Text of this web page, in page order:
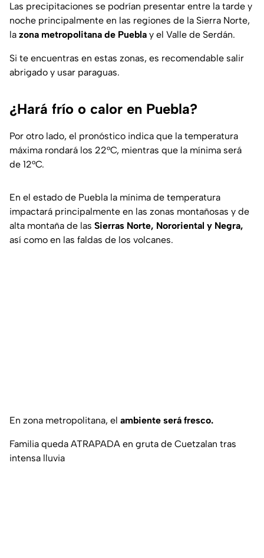
Las precipitaciones se podrían presentar entre la tarde y
noche principalmente en las regiones de la Sierra Norte,
la zona metropolitana de Puebla y el Valle de Serdán.
Si te encuentras en estas zonas, es recomendable salir
abrigado y usar paraguas.
¿Hará frío o calor en Puebla?
Por otro lado, el pronóstico indica que la temperatura
máxima rondará los 22°C, mientras que la mínima será
de 12°C.
En el estado de Puebla la mínima de temperatura
impactará principalmente en las zonas montañosas y de
alta montaña de las Sierras Norte, Nororiental y Negra,
así como en las faldas de los volcanes.
En zona metropolitana, el ambiente será fresco.
Familia queda ATRAPADA en gruta de Cuetzalan tras
intensa lluvia